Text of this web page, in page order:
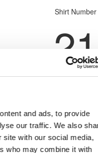
and ads, to provide
our traffic. We also
site with our social media,
who may combine it with
Shirt Number
21
From
Start
Own
2 0 261